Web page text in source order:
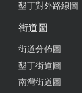
墾丁對外路線圖
街道圖
街道分佈圖
墾丁街道圖
南灣街道圖